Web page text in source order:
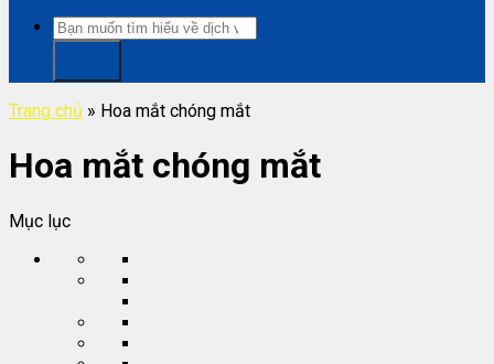
Trang chủ » Hoa mắt chóng mắt
Hoa mắt chóng mắt
Mục lục